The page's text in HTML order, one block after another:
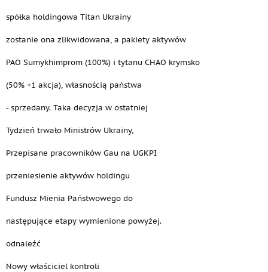
spółka holdingowa Titan Ukrainy
zostanie ona zlikwidowana, a pakiety aktywów
PAO Sumykhimprom (100%) i tytanu CHAO krymsko
(50% +1 akcja), własnością państwa
- sprzedany. Taka decyzja w ostatniej
Tydzień trwało Ministrów Ukrainy,
Przepisane pracowników Gau na UGKPI
przeniesienie aktywów holdingu
Fundusz Mienia Państwowego do
następujące etapy wymienione powyżej.
odnaleźć
Nowy właściciel kontroli